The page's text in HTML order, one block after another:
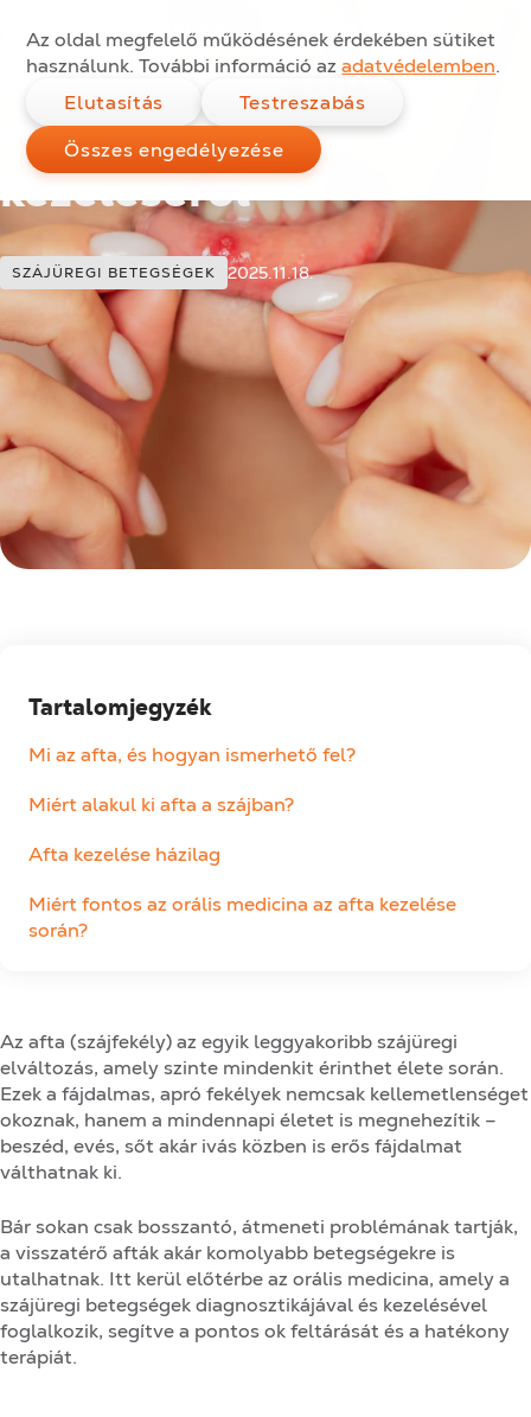
Az oldal megfelelő működésének érdekében sütiket
használunk. További információ azadatvédelemben.
Elutasítás
Testreszabás
Összes engedélyezése
Afta a szájban –
minden, amit tudni
érdemes az afta
kezeléséről
Kategóriák:
SZÁJÜREGI BETEGSÉGEK Közzétéve:
2025.11.18.
Tartalomjegyzék
Mi az afta, és hogyan ismerhető fel?
Miért alakul ki afta a szájban?
Afta kezelése házilag
Miért fontos az orális medicina az afta kezelése
során?
Az afta (szájfekély) az egyik leggyakoribb szájüregi
elváltozás, amely szinte mindenkit érinthet élete során.
Ezek a fájdalmas, apró fekélyek nemcsak kellemetlenséget
okoznak, hanem a mindennapi életet is megnehezítik –
beszéd, evés, sőt akár ivás közben is erős fájdalmat
válthatnak ki.
Bár sokan csak bosszantó, átmeneti problémának tartják,
a visszatérő afták akár komolyabb betegségekre is
utalhatnak. Itt kerül előtérbe az orális medicina, amely a
szájüregi betegségek diagnosztikájával és kezelésével
foglalkozik, segítve a pontos ok feltárását és a hatékony
terápiát.